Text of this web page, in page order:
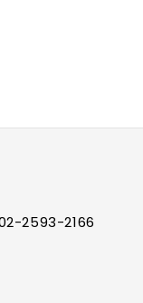
02-2593-2166